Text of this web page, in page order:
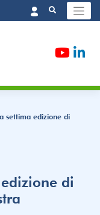
settima edizione di
di